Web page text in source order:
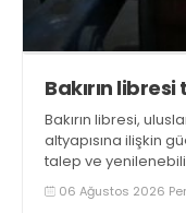
Bakırın
Bakırın libresi,
altyapısına ilişkin
talep ve
ulaşarak tarihi
06 Ağustos 2026